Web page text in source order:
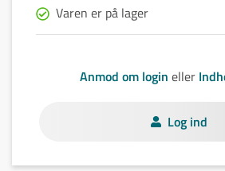
Varen er på lager
Anmod om login eller
Log ind